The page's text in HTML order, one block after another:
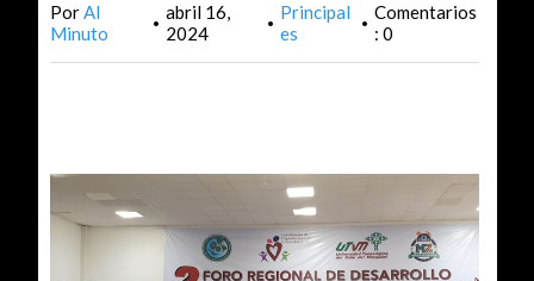
PorAl
Minuto
• abril 16,
2024
• Principal
es
• Comentarios
: 0